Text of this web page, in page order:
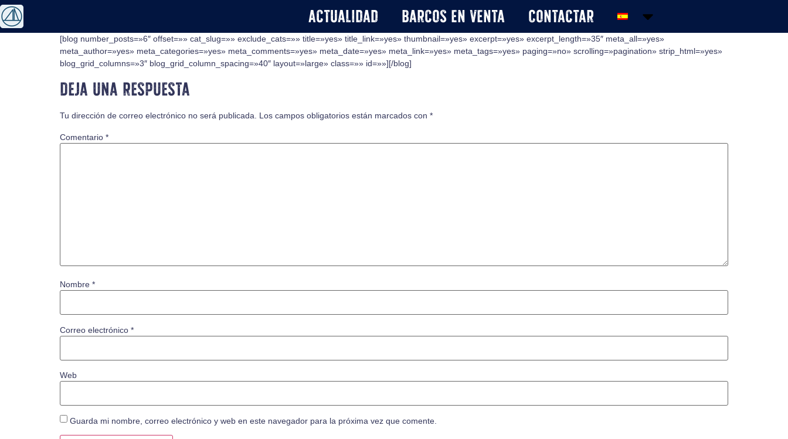
Actualidad Barcos en venta Contactar
[blog number_posts=»6″ offset=»» cat_slug=»» exclude_cats=»» title=»yes» title_link=»yes» thumbnail=»yes» excerpt=»yes» excerpt_length=»35″ meta_all=»yes»
meta_author=»yes» meta_categories=»yes» meta_comments=»yes» meta_date=»yes» meta_link=»yes» meta_tags=»yes» paging=»no» scrolling=»pagination» strip_html=»yes»
blog_grid_columns=»3″ blog_grid_column_spacing=»40″ layout=»large» class=»» id=»»][/blog]
Deja una respuesta
Tu dirección de correo electrónico no será publicada. Los campos obligatorios están marcados con *
Comentario *
Nombre *
Correo electrónico *
Web
Guarda mi nombre, correo electrónico y web en este navegador para la próxima vez que comente.